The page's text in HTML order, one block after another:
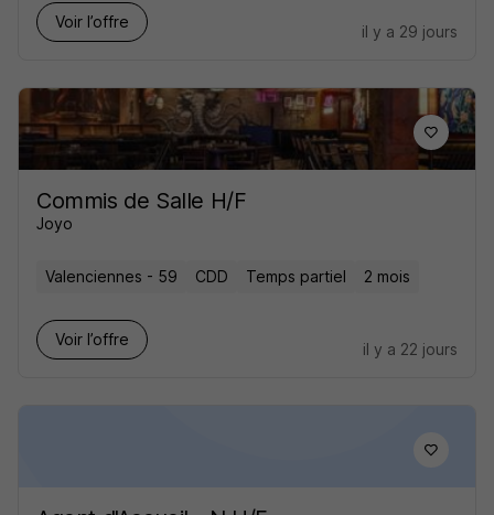
Voir l’offre
il y a 29 jours
Commis de Salle H/F
Joyo
Valenciennes - 59 CDD Temps partiel 2 mois
Voir l’offre
il y a 22 jours